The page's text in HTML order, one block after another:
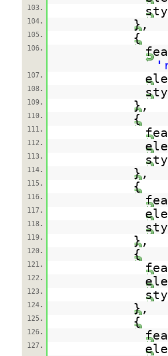
103.
104. },
105. {
106.
107.
108.
109. },
110. {
111.
112.
113.
114. },
115. {
116.
117.
118.
119. },
120. {
121.
122.
123.
124. },
125. {
126.
127.